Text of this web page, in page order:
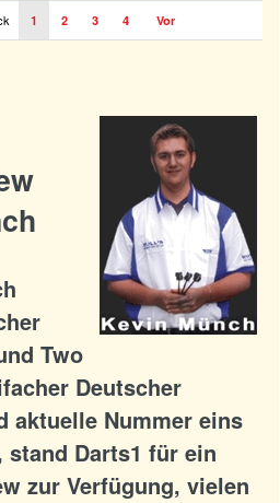
1 2 3 4 Vor
Two
Deutscher
aktuelle Nummer eins
stand Darts1 für ein
zur Verfügung, vielen